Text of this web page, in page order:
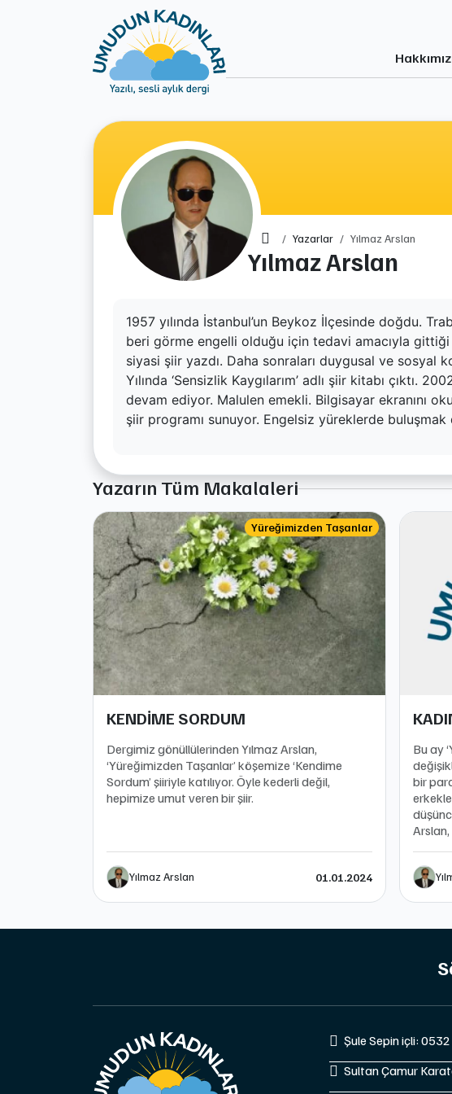
Ana SayfaYazarlar Yılmaz Arslan
Yılmaz Arslan
1957 yılında İstanbul’un Beykoz İlçesinde doğdu.
beri görme engelli olduğu için tedavi amacıyla gittiği
siyasi şiir yazdı. Daha sonraları duygusal ve
Yılında ‘Sensizlik Kaygılarım’ adlı şiir kitabı çıktı.
devam ediyor. Malulen emekli. Bilgisayar ekranını
şiir programı sunuyor. Engelsiz yüreklerde buluşmak
Yazarın Tüm Makalaleri
Yüreğimizden Taşanlar
KENDİME SORDUM
Dergimiz gönüllülerinden Yılmaz Arslan,
‘Yüreğimizden Taşanlar’ köşemize ‘Kendime
Sordum’ şiiriyle katılıyor. Öyle kederli değil,
hepimize umut veren bir şiir.
Yılmaz Arslan 01.01.2024
Bu ay
bir
Arslan,
Şule Sepin içli:
Sultan Çamur